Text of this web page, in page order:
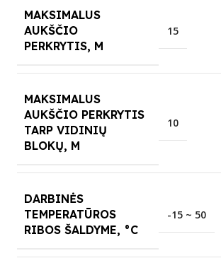
MAKSIMALUS
AUKŠČIO
PERKRYTIS, M
15
MAKSIMALUS
AUKŠČIO PERKRYTIS
TARP VIDINIŲ
BLOKŲ, M
10
DARBINĖS
TEMPERATŪROS
RIBOS ŠALDYME, °C
-15 ~ 50